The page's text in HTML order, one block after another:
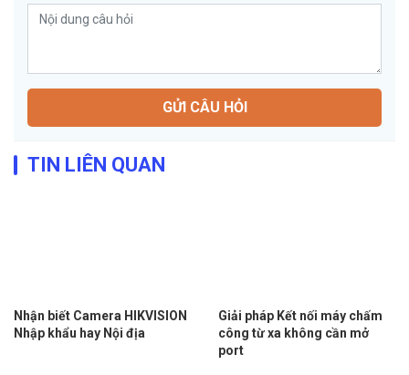
GỬI CÂU HỎI
TIN LIÊN QUAN
Nhận biết Camera HIKVISION
Nhập khẩu hay Nội địa
Giải pháp Kết nối máy chấm
công từ xa không cần mở
port